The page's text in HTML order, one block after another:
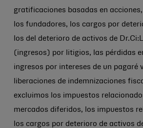
gratificaciones basadas en
los fundadores, los cargos por
los del deterioro de activos de
(ingresos) por litigios, las pérdidas
ingresos por intereses de un pagaré
liberaciones de indemnizaciones
excluimos los impuestos
mercados diferidos, los impuestos
los cargos por deterioro de activos